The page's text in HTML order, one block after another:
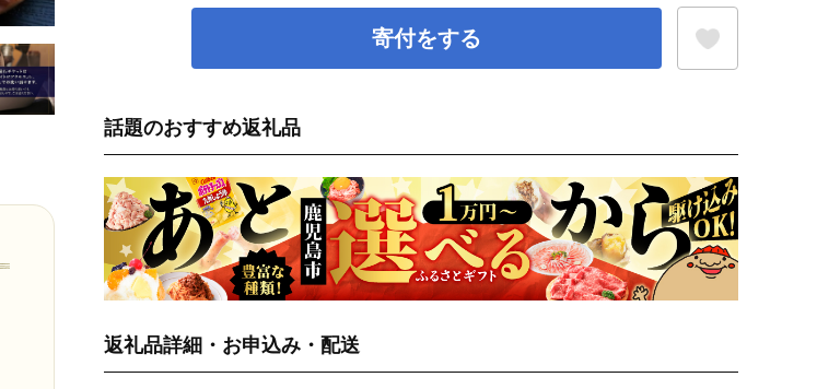
寄付をする
話題のおすすめ返礼品
返礼品詳細・お申込み・配送